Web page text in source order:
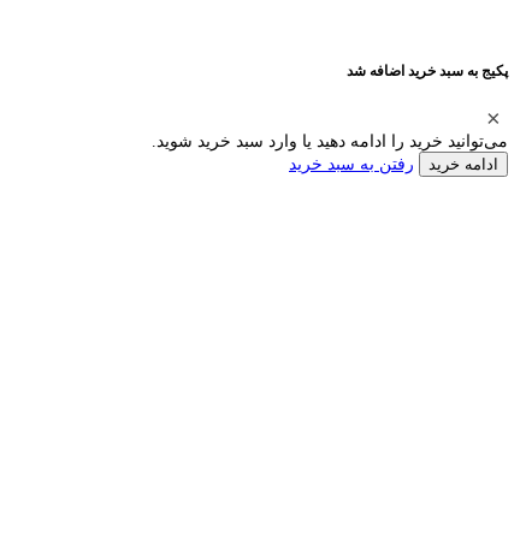
پکیج به سبد خرید اضافه شد
می‌توانید خرید را ادامه دهید یا وارد سبد خرید شوید.
ادامه خرید رفتن به سبد خرید